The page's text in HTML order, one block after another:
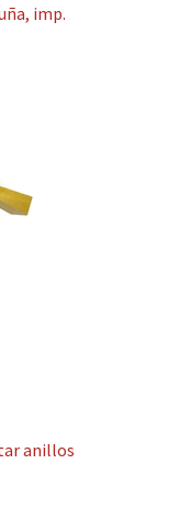
imp.
anillos